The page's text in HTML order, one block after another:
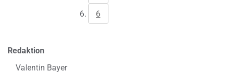
6
Redaktion
Valentin Bayer